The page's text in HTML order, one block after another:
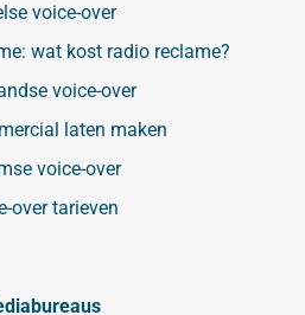
voice-over
wat kost radio reclame?
voice-over
laten maken
voice-over
over tarieven